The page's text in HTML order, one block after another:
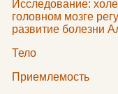
Исследование:
головном мозге
развитие болезни
Тело
Приемлемость